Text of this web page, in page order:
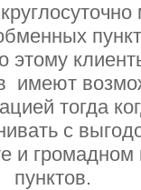
этому
имеют
тогда
с
и
пунктов.